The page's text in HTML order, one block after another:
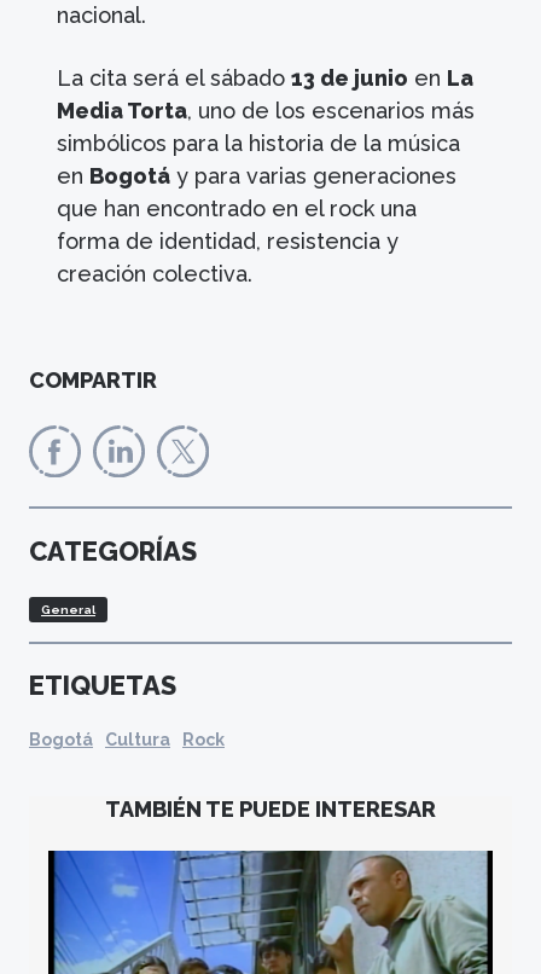
nacional.
La cita será el sábado13 de junio en La
Media Torta, uno de los escenarios más
simbólicos para la historia de la música
en Bogotá y para varias generaciones
que han encontrado en el rock una
forma de identidad, resistencia y
creación colectiva.
COMPARTIR
CATEGORÍAS
General
ETIQUETAS
Bogotá Cultura Rock
TAMBIÉN TE PUEDE INTERESAR